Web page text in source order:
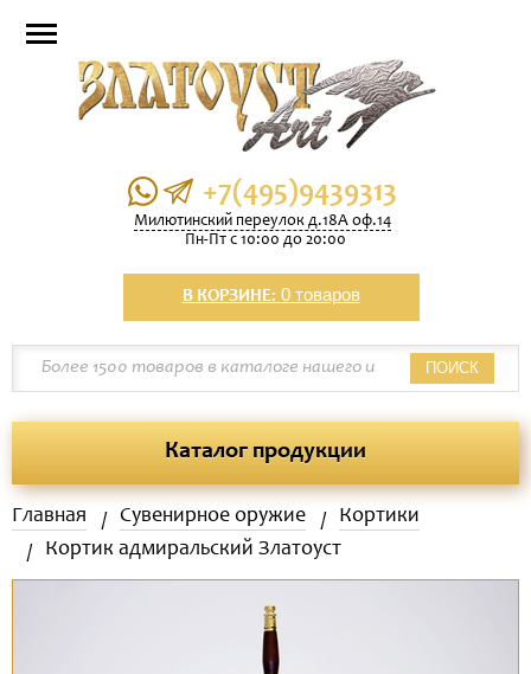
+7(495)9439313
Милютинский переулок д.18А оф.14
Пн-Пт с 10:00 до 20:00
В КОРЗИНЕ: 0 товаров
ПОИСК
Каталог продукции
Главная Сувенирное оружие
Кортики
Кортик адмиральский Златоуст